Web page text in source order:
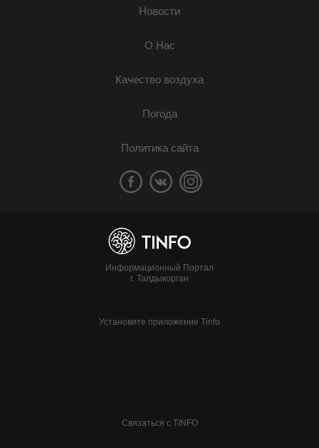
Новости
О Нас
Качество воздуха
Погода
Политика сайта
Информационный Портал
г. Талдыкорган
Установите приложение Tinfo
Связаться с TINFO